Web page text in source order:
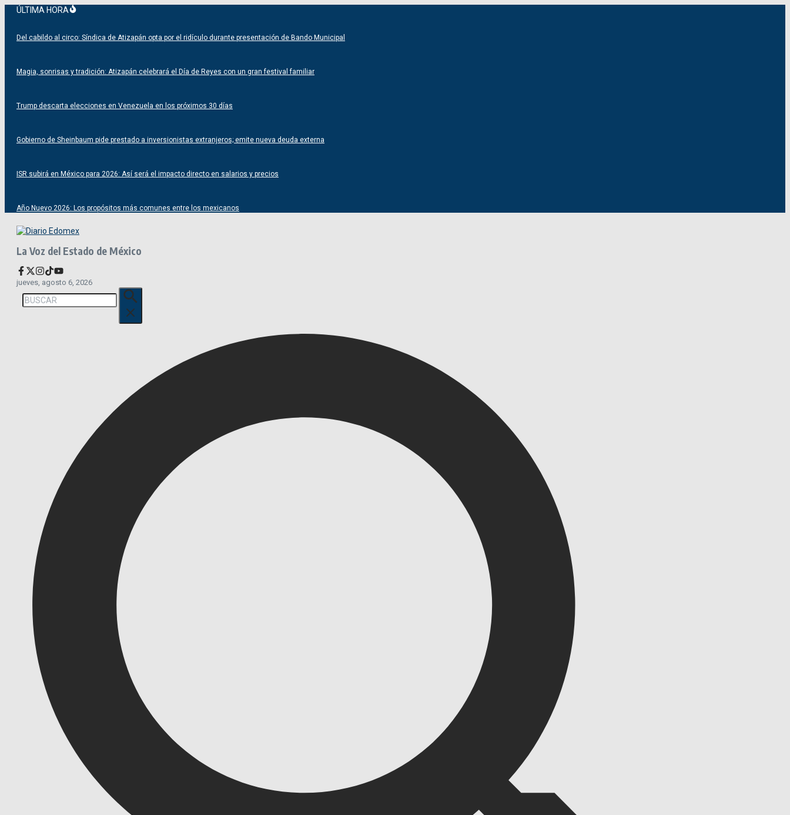
SaltarÚLTIMA HORA
Del cabildo al circo: Síndica de Atizapán opta por el ridículo durante presentación de Bando Municipal
Magia, sonrisas y tradición: Atizapán celebrará el Día de Reyes con un gran festival familiar
Trump descarta elecciones en Venezuela en los próximos 30 días
Gobierno de Sheinbaum pide prestado a inversionistas extranjeros; emite nueva deuda externa
ISR subirá en México para 2026: Así será el impacto directo en salarios y precios
Año Nuevo 2026: Los propósitos más comunes entre los mexicanos
La Voz del Estado de México
jueves, agosto 6, 2026
Buscar: